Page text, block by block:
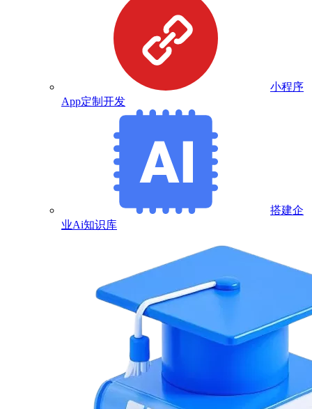
小程序
App定制开发
搭建企
业Ai知识库